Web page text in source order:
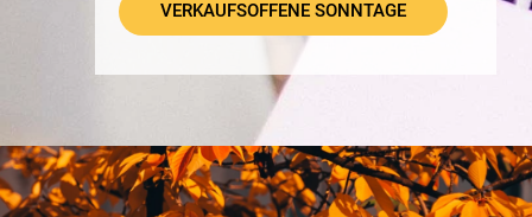
VERKAUFSOFFENE SONNTAGE